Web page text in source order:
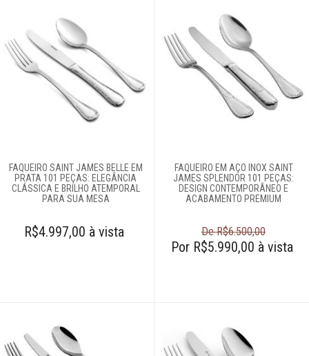
FAQUEIRO SAINT JAMES BELLE EM
PRATA 101 PEÇAS: ELEGÂNCIA
CLÁSSICA E BRILHO ATEMPORAL
PARA SUA MESA
R$4.997,00 à vista
FAQUEIRO EM AÇO INOX SAINT
JAMES SPLENDOR 101 PEÇAS:
DESIGN CONTEMPORÂNEO E
ACABAMENTO PREMIUM
De R$6.500,00
Por R$5.990,00 à vista